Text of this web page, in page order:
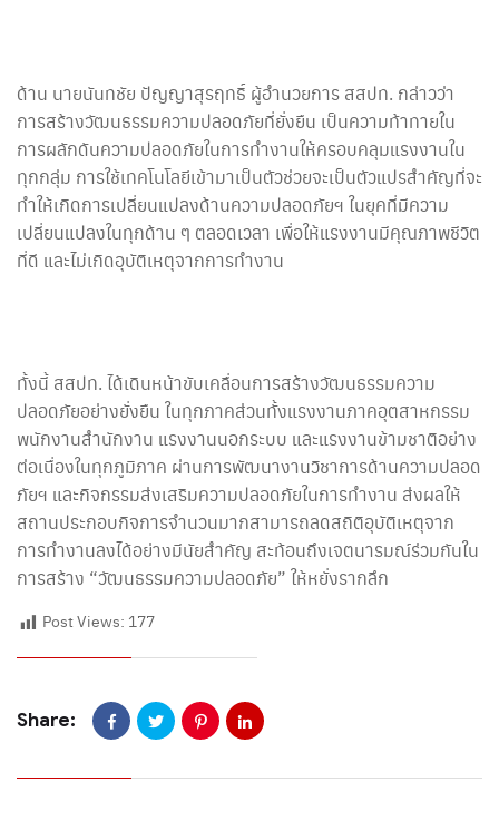
ด้าน นายนันทชัย ปัญญาสุรฤทธิ์ ผู้อำนวยการ สสปท. กล่าวว่า
การสร้างวัฒนธรรมความปลอดภัยที่ยั่งยืน เป็นความท้าทายใน
การผลักดันความปลอดภัยในการทำงานให้ครอบคลุมแรงงานใน
ทุกกลุ่ม การใช้เทคโนโลยีเข้ามาเป็นตัวช่วยจะเป็นตัวแปรสำคัญที่จะ
ทำให้เกิดการเปลี่ยนแปลงด้านความปลอดภัยฯ ในยุคที่มีความ
เปลี่ยนแปลงในทุกด้าน ๆ ตลอดเวลา เพื่อให้แรงงานมีคุณภาพชีวิต
ที่ดี และไม่เกิดอุบัติเหตุจากการทำงาน
ทั้งนี้ สสปท. ได้เดินหน้าขับเคลื่อนการสร้างวัฒนธรรมความ
ปลอดภัยอย่างยั่งยืน ในทุกภาคส่วนทั้งแรงงานภาคอุตสาหกรรม
พนักงานสำนักงาน แรงงานนอกระบบ และแรงงานข้ามชาติอย่าง
ต่อเนื่องในทุกภูมิภาค ผ่านการพัฒนางานวิชาการด้านความปลอด
ภัยฯ และกิจกรรมส่งเสริมความปลอดภัยในการทำงาน ส่งผลให้
สถานประกอบกิจการจำนวนมากสามารถลดสถิติอุบัติเหตุจาก
การทำงานลงได้อย่างมีนัยสำคัญ สะท้อนถึงเจตนารมณ์ร่วมกันใน
การสร้าง “วัฒนธรรมความปลอดภัย” ให้หยั่งรากลึก
Post Views: 177
Share: